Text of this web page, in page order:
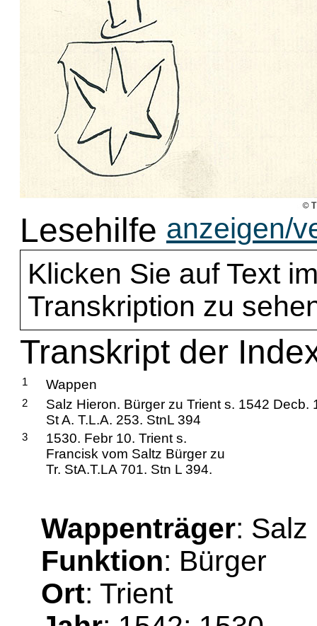
Lesehilfe anzeigen/
Klicken Sie auf Text
Transkription zu
Transkript der
1 Wappen
2
Salz Hieron. Bürger zu Trient s. 1542 Decb.
St A. T.L.A. 253. StnL 394
3
1530. Febr 10. Trient s.
Francisk vom Saltz Bürger zu
Tr. StA.T.LA 701. Stn L 394.
Wappenträger:
Funktion: Bürger
Ort: Trient